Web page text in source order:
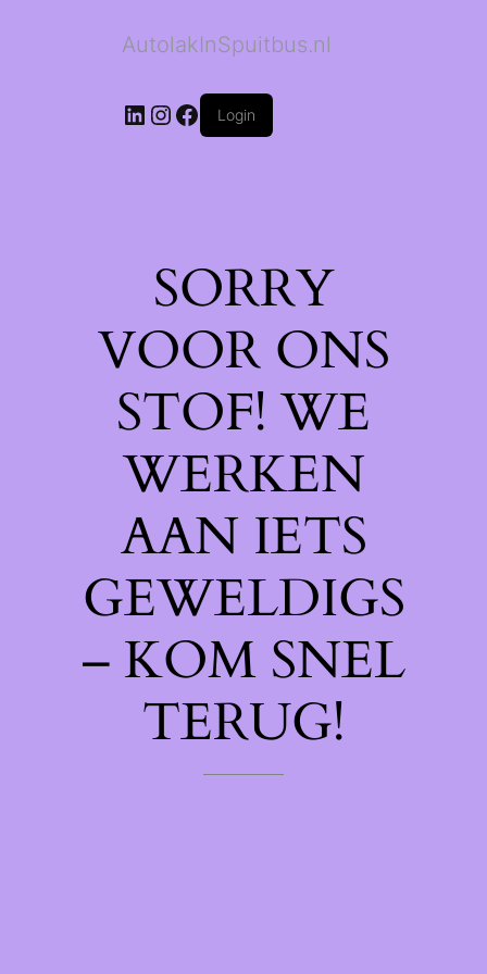
AutolakInSpuitbus.nl
LinkedIn
Instagram
Facebook
Login
SORRY
VOOR ONS
STOF! WE
WERKEN
AAN IETS
GEWELDIGS
– KOM SNEL
TERUG!